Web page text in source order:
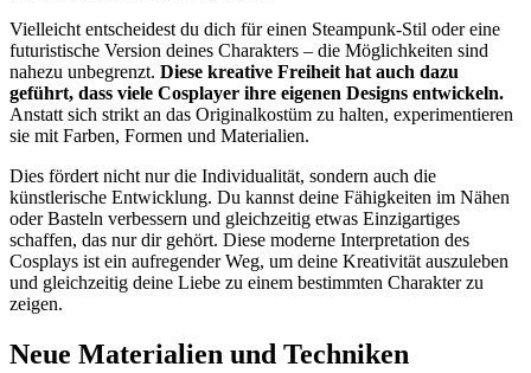
Vielleicht entscheidest du dich für einen Steampunk-Stil oder eine
futuristische Version deines Charakters – die Möglichkeiten sind
nahezu unbegrenzt. Diese kreative Freiheit hat auch dazu
geführt, dass viele Cosplayer ihre eigenen Designs entwickeln.
Anstatt sich strikt an das Originalkostüm zu halten, experimentieren
sie mit Farben, Formen und Materialien.
Dies fördert nicht nur die Individualität, sondern auch die
künstlerische Entwicklung. Du kannst deine Fähigkeiten im Nähen
oder Basteln verbessern und gleichzeitig etwas Einzigartiges
schaffen, das nur dir gehört. Diese moderne Interpretation des
Cosplays ist ein aufregender Weg, um deine Kreativität auszuleben
und gleichzeitig deine Liebe zu einem bestimmten Charakter zu
zeigen.
Neue Materialien und Techniken